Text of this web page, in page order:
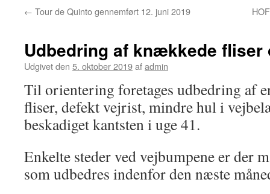
← Tour de Quinto gennemført 12. juni 2019
Udbedring af knækkede fliser
Udgivet den 5. oktober 2019afadmin
Til orientering foretages udbedring af
fliser, defekt vejrist, mindre hul i
beskadiget kantsten i uge 41.
Enkelte steder ved vejbumpene er der
som udbedres indenfor den næste